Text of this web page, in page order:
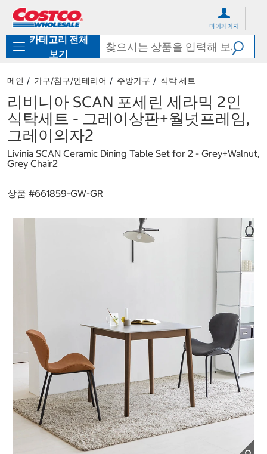
로
기
가
마이페이지
카테고리 전체
보기
메인 가구/침구/인테리어 주방가구 식탁 세트
리비니아 SCAN 포세린 세라믹 2인
식탁세트 - 그레이상판+월넛프레임,
그레이의자2
Livinia SCAN Ceramic Dining Table Set for 2 - Grey+Walnut,
Grey Chair2
상품 #661859-GW-GR